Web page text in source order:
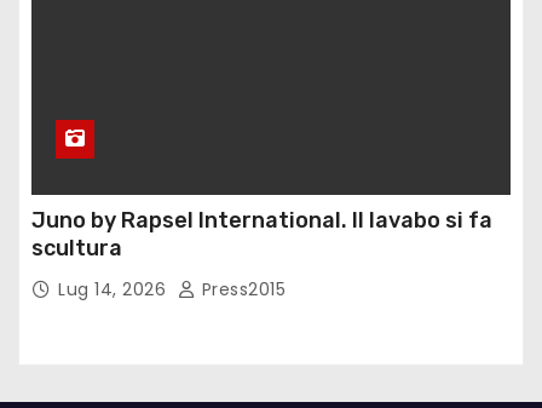
Juno by Rapsel International. Il lavabo si fa
scultura
Lug 14, 2026 Press2015